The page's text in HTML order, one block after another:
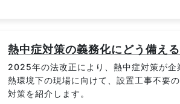
熱中症対策の義務化にどう備え
2025年の法改正により、熱中症対策が
熱環境下の現場に向けて、設置工事不要
対策を紹介します。